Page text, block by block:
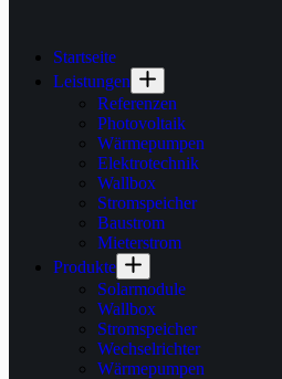
Startseite
Leistungen
Referenzen
Photovoltaik
Wärmepumpen
Elektrotechnik
Wallbox
Stromspeicher
Baustrom
Mieterstrom
Produkte
Solarmodule
Wallbox
Stromspeicher
Wechselrichter
Wärmepumpen